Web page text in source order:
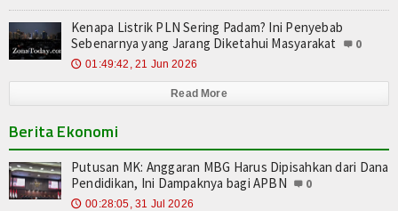
Kenapa Listrik PLN Sering Padam? Ini Penyebab
Sebenarnya yang Jarang Diketahui Masyarakat
0
🕔 01:49:42, 21 Jun 2026
Read More
Berita Ekonomi
Putusan MK: Anggaran MBG Harus Dipisahkan dari Dana
Pendidikan, Ini Dampaknya bagi APBN
0
🕔 00:28:05, 31 Jul 2026